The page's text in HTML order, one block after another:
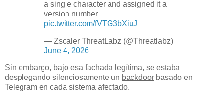
a single character and assigned it a
version number…
pic.twitter.com/fVTG3bXiuJ
— Zscaler ThreatLabz (@Threatlabz)
June 4, 2026
Sin embargo, bajo esa fachada legítima, se estaba
desplegando silenciosamente un backdoor basado en
Telegram en cada sistema afectado.